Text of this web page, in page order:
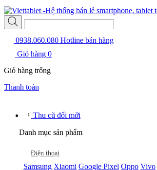
0938.060.080 Hotline bán hàng
Giỏ hàng 0
Giỏ hàng trống
Thanh toán
Thu cũ đổi mới
Danh mục sản phẩm
Điện thoại
Samsung Xiaomi Google Pixel Oppo Vivo